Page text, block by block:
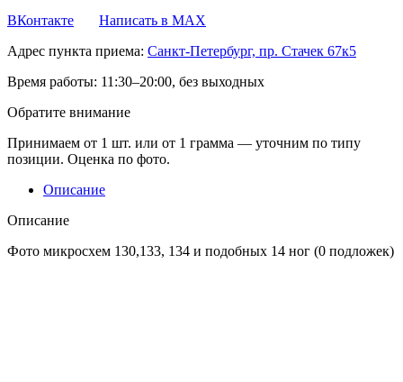
ВКонтакте
Написать в MAX
Адрес пункта приема: Санкт-Петербург, пр. Стачек 67к5
Время работы: 11:30–20:00, без выходных
Обратите внимание
Принимаем от 1 шт. или от 1 грамма — уточним по типу
позиции. Оценка по фото.
Описание
Описание
Фото микросхем 130,133, 134 и подобных 14 ног (0 подложек)